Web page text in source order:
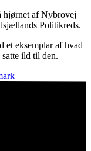
hjørnet af Nybrovej
Politikreds.
et eksemplar af hvad
ild til den.